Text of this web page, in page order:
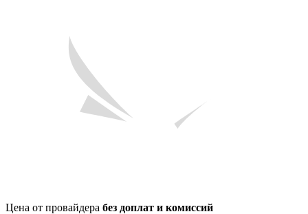
Цена от провайдера без доплат и комиссий